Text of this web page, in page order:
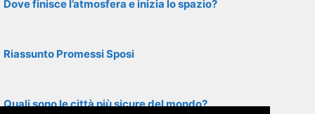
Dove finisce l’atmosfera e inizia lo spazio?
Riassunto Promessi Sposi
Quali sono le città più sicure del mondo?